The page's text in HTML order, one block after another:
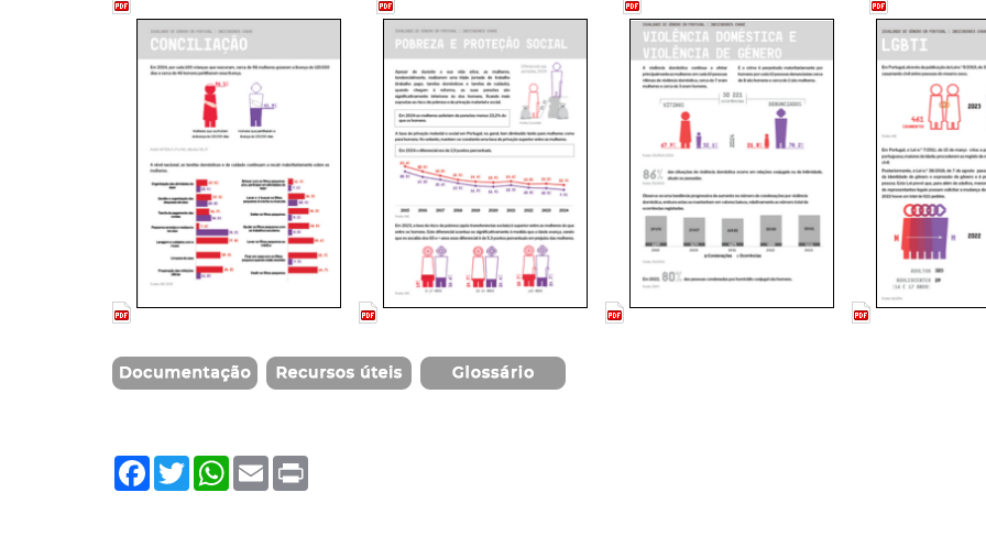
Facebook
TwitterWhatsApp
Email